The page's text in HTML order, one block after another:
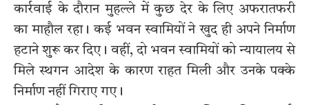
कार्रवाई के दौरान मुहल्ले में कुछ देर के लिए अफरातफरी
का माहौल रहा। कई भवन स्वामियों ने खुद ही अपने निर्माण
हटाने शुरू कर दिए। वहीं, दो भवन स्वामियों को न्यायालय से
मिले स्थगन आदेश के कारण राहत मिली और उनके पक्के
निर्माण नहीं गिराए गए।